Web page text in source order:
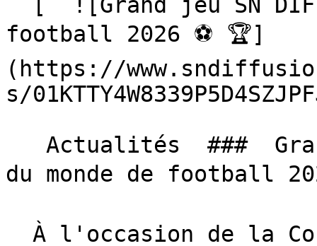
football 2026 ⚽️ 🏆]
(https://
s/
du monde de football